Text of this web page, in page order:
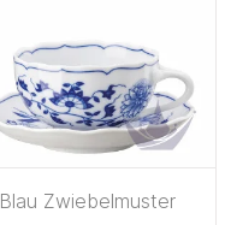
Blau Zwiebelmuster